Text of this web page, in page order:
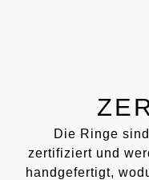
Die Ringe
zertifiziert und
handgefertigt,